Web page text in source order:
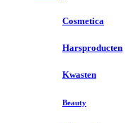
Cosmetica
Harsproducten
Kwasten
Beauty